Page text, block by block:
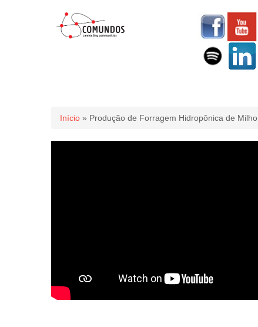
Você está aqui
Início » Produção de Forragem Hidropônica de Milho